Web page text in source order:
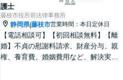
護士
見る
藤枝市役所前法律事務所
静岡県|藤枝市営業時間：本日定休日
【電話相談可】【初回相談無料】【離
婚】不貞の慰謝料請求、財産分与、親
権、養育費、婚姻費用など、解決実績